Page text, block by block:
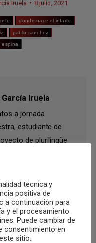
Iruela 8 julio, 2021
donde nace el infarto
pablo sanchez
espina
García Iruela
a jornada
estudiante de
de plurilingüe
de mis ideas,
La vida
mejor.
técnica y
positiva de
a continuación para
y el procesamiento
Puede cambiar de
consentimiento en
sitio.